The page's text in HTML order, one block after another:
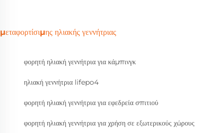
μεταφορτίσιμης ηλιακής γεννήτριας
φορητή ηλιακή γεννήτρια για κάμπινγκ
ηλιακή γεννήτρια lifepo4
φορητή ηλιακή γεννήτρια για εφεδρεία σπιτιού
φορητή ηλιακή γεννήτρια για χρήση σε εξωτερικούς χώρους